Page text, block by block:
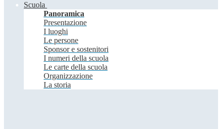
Scuola
Panoramica
Presentazione
I luoghi
Le persone
Sponsor e sostenitori
I numeri della scuola
Le carte della scuola
Organizzazione
La storia